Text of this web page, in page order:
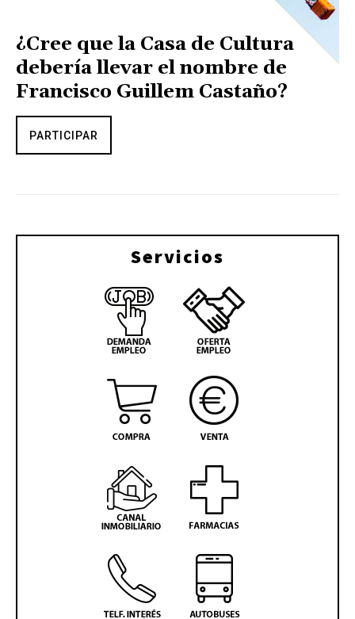
¿Cree que la Casa de Cultura
debería llevar el nombre de
Francisco Guillem Castaño?
PARTICIPAR
Servicios